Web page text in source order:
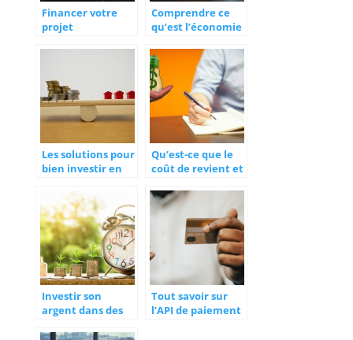
Financer votre
projet
Comprendre ce
qu’est l’économie
Les solutions pour
bien investir en
Qu’est-ce que le
coût de revient et
calculer ?
Investir son
argent dans des
Tout savoir sur
l’API de paiement